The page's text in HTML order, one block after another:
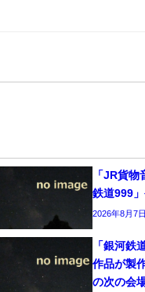
「JR貨
鉄道999
2026年8月7日
「銀河鉄
作品が製
の次の会